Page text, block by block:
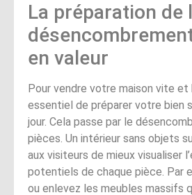
La préparation de
en valeur
Pour vendre votre maison vite et
essentiel de préparer votre bien
jour. Cela passe par le
pièces. Un intérieur sans objets
aux visiteurs de mieux visualiser
potentiels de chaque pièce. Par
ou enlevez les meubles massifs